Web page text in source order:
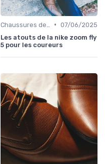
• 07/06/2025
Les atouts de la nike zoom fly
5 pour les coureurs